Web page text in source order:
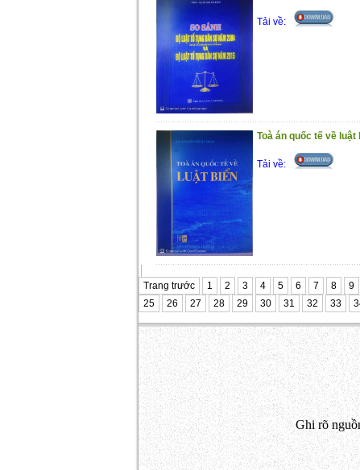
Tải về:
Toà án quốc tế về luật
Tải về:
Trang trước 1 2 3 4 5 6 7 8 9
25
26 27 28 29 30 31 32 33
Ghi rõ